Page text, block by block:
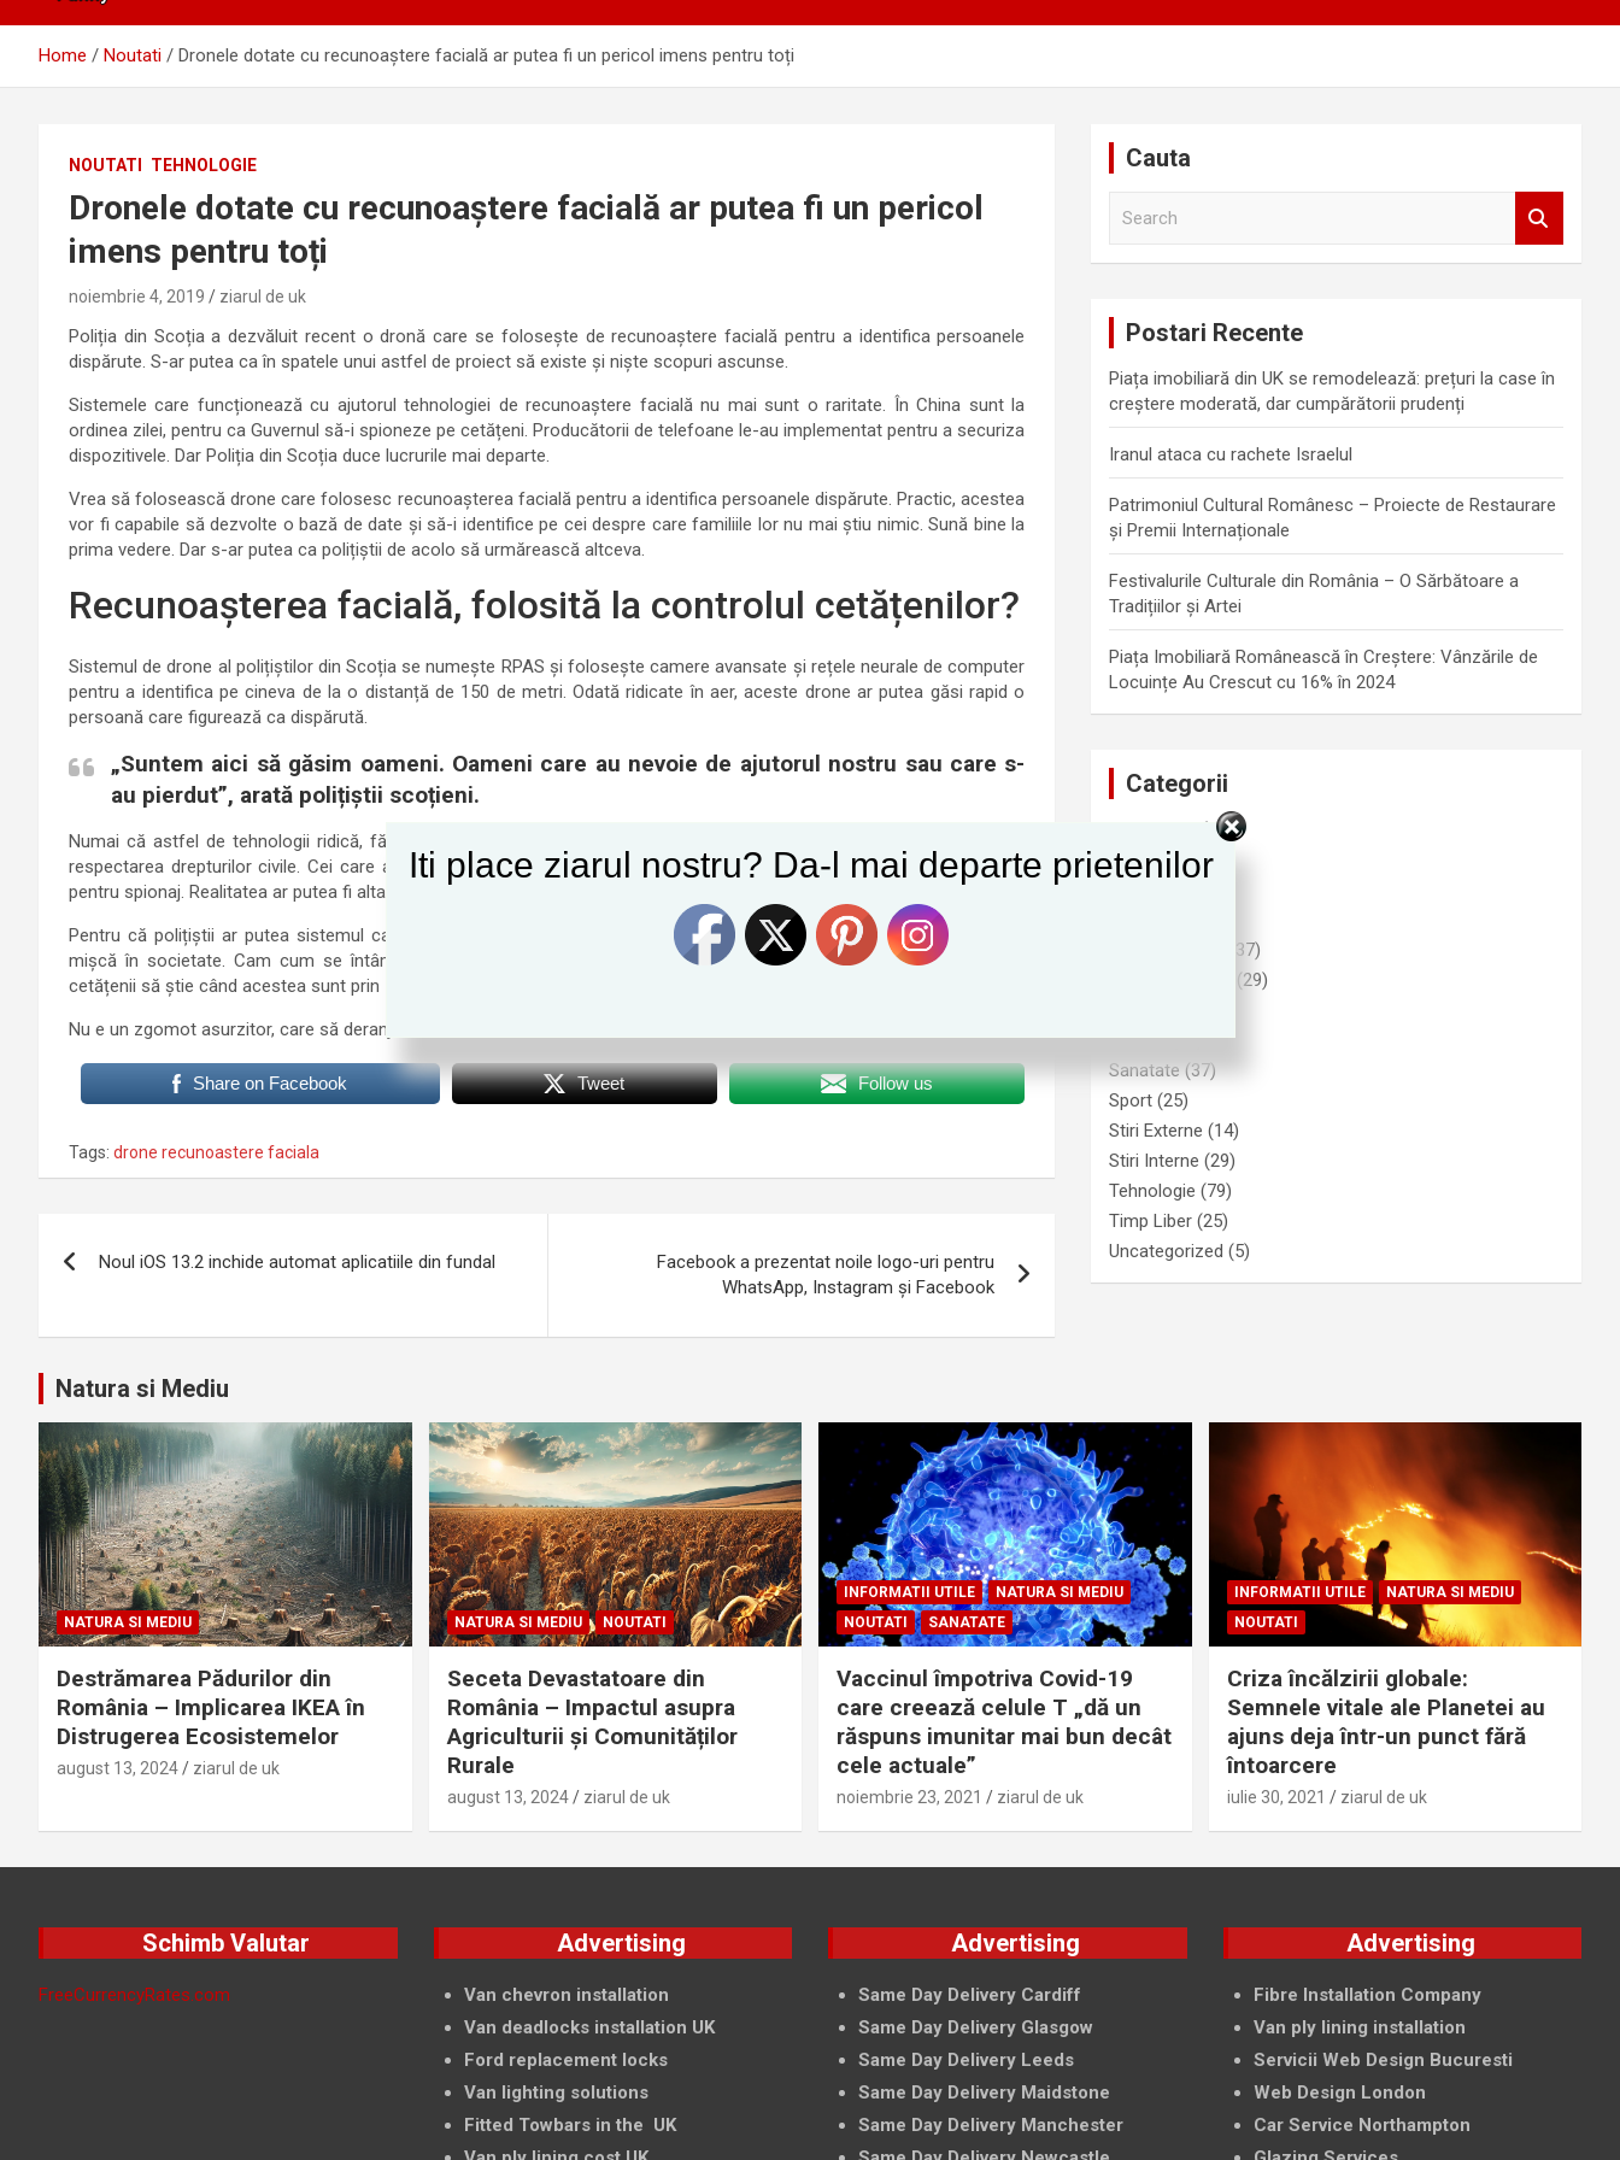
Home Noutati Dronele dotate cu recunoaștere facială ar putea fi un pericol imens pentru toți
NOUTATI TEHNOLOGIE
Dronele dotate cu recunoaștere facială ar putea fi un pericol
imens pentru toți
noiembrie 4, 2019 ziarul de uk
Poliția din Scoția a dezvăluit recent o dronă care se folosește de recunoaștere facială pentru a identifica persoanele
dispărute. S-ar putea ca în spatele unui astfel de proiect să existe și niște scopuri ascunse.
Sistemele care funcționează cu ajutorul tehnologiei de recunoaștere facială nu mai sunt o raritate. În China sunt la
ordinea zilei, pentru ca Guvernul să-i spioneze pe cetățeni. Producătorii de telefoane le-au implementat pentru a securiza
dispozitivele. Dar Poliția din Scoția duce lucrurile mai departe.
Vrea să folosească drone care folosesc recunoașterea facială pentru a identifica persoanele dispărute. Practic, acestea
vor fi capabile să dezvolte o bază de date și să-i identifice pe cei despre care familiile lor nu mai știu nimic. Sună bine la
prima vedere. Dar s-ar putea ca polițiștii de acolo să urmărească altceva.
Recunoașterea facială, folosită la controlul cetățenilor?
Sistemul de drone al polițiștilor din Scoția se numește RPAS și folosește camere avansate și rețele neurale de computer
pentru a identifica pe cineva de la o distanță de 150 de metri. Odată ridicate în aer, aceste drone ar putea găsi rapid o
persoană care figurează ca dispărută.
„Suntem aici să găsim oameni. Oameni care au nevoie de ajutorul nostru sau care s-
au pierdut”, arată polițiștii scoțieni.
Numai că astfel de tehnologii ridică, fără doar și poate, semne de întrebare legate de confidențialitatea datelor și de
respectarea drepturilor civile. Cei care au dezvoltat sistemul pentru Poliția din Scoția insistă că aceasta nu e o dronă
pentru spionaj. Realitatea ar putea fi alta, de fapt.
Pentru că polițiștii ar putea sistemul ca un Big Brother zburător. Practic, dronele pot fi lansate pentru a vedea tot ce
mișcă în societate. Cam cum se întâmplă acum în China. Dronele sunt prevăzute cu un anumit sunet, astfel încât
cetățenii să știe când acestea sunt prin zonă.
Nu e un zgomot asurzitor, care să deranjeze, dar e unul menit să-ți atragă atenția.
Share on Facebook Tweet Follow us
Tags: drone recunoastere faciala
articole
Noul iOS 13.2 inchide automat aplicatiile din fundal
Facebook a prezentat noile logo-uri pentru
WhatsApp, Instagram și Facebook
Cauta
Postari Recente
Piața imobiliară din UK se remodelează: prețuri la case în
creștere moderată, dar cumpărătorii prudenți
Iranul ataca cu rachete Israelul
Patrimoniul Cultural Românesc – Proiecte de Restaurare
și Premii Internaționale
Festivalurile Culturale din România – O Sărbătoare a
Tradițiilor și Artei
Piața Imobiliară Românească în Creștere: Vânzările de
Locuințe Au Crescut cu 16% în 2024
Categorii
(1)
Cultura (25)
(37)
(29)
Politica(80)
Sanatate (37)
Sport (25)
Stiri Externe (14)
Stiri Interne (29)
Tehnologie (79)
Timp Liber (25)
Uncategorized (5)
Natura si Mediu
NATURA SI MEDIU
Destrămarea Pădurilor din
România – Implicarea IKEA în
Distrugerea Ecosistemelor
august 13, 2024 ziarul de uk
NATURA SI MEDIU NOUTATI
Seceta Devastatoare din
România – Impactul asupra
Agriculturii și Comunităților
Rurale
august 13, 2024 ziarul de uk
INFORMATII UTILE
NATURA SI MEDIU
NOUTATI
SANATATE
Vaccinul împotriva Covid-19
care creează celule T „dă un
răspuns imunitar mai bun decât
cele actuale”
noiembrie 23, 2021 ziarul de uk
INFORMATII UTILE
NATURA SI MEDIU
NOUTATI
Criza încălzirii globale:
Semnele vitale ale Planetei au
ajuns deja într-un punct fără
întoarcere
iulie 30, 2021 ziarul de uk
Schimb Valutar
FreeCurrencyRates.com
Advertising
Van chevron installation
Van deadlocks installation UK
Ford replacement locks
Van lighting solutions
Fitted Towbars in the UK
Advertising
Same Day Delivery Cardiff
Same Day Delivery Glasgow
Same Day Delivery Leeds
Same Day Delivery Maidstone
Same Day Delivery Manchester
Advertising
Fibre Installation Company
Van ply lining installation
Servicii Web Design Bucuresti
Web Design London
Car Service Northampton
Iti place ziarul nostru? Da-l mai departe prietenilor